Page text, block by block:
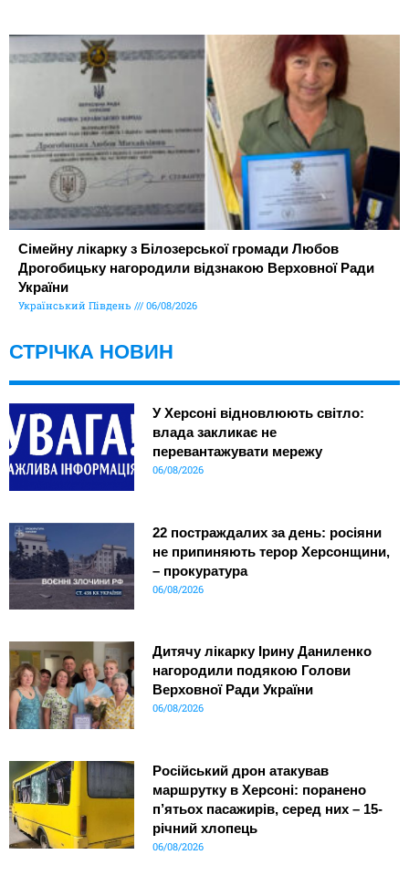
Сімейну лікарку з Білозерської громади Любов
Дрогобицьку нагородили відзнакою Верховної Ради
України
Український Південь 06/08/2026
СТРІЧКА НОВИН
У Херсоні відновлюють світло:
влада закликає не
перевантажувати мережу
06/08/2026
22 постраждалих за день: росіяни
не припиняють терор Херсонщини,
– прокуратура
06/08/2026
Дитячу лікарку Ірину Даниленко
нагородили подякою Голови
Верховної Ради України
06/08/2026
Російський дрон атакував
маршрутку в Херсоні: поранено
п’ятьох пасажирів, серед них – 15-
річний хлопець
06/08/2026